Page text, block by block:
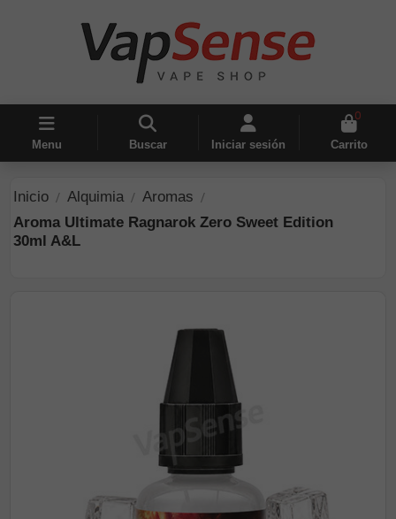
Menu Buscar Iniciar sesión
0
Carrito
Inicio Alquimia
Aromas
Aroma Ultimate Ragnarok Zero Sweet Edition
30ml A&L